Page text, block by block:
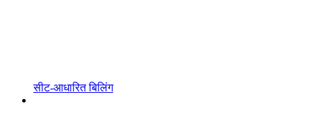
सीट-आधारित बिलिंग